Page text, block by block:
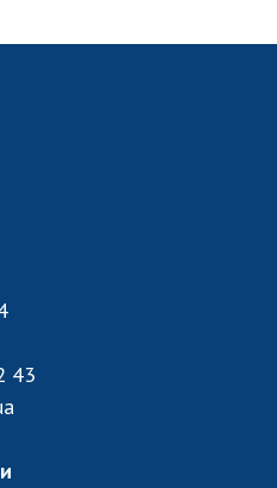
України
діяльності
конкурси
43